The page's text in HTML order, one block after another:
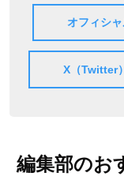
オフィシ
X（Twitter）
編集部のお